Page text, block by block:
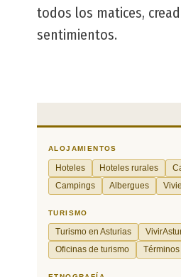
todos los matices,
sentimientos.